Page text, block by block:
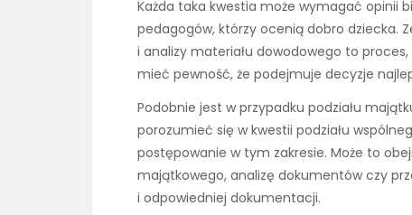
Każda taka kwestia może wymagać opinii
pedagogów, którzy ocenią dobro dziecka.
i analizy materiału dowodowego to
mieć pewność, że podejmuje decyzje
Podobnie jest w przypadku podziału
porozumieć się w kwestii podziału
postępowanie w tym zakresie. Może to
majątkowego, analizę dokumentów czy
i odpowiedniej dokumentacji.